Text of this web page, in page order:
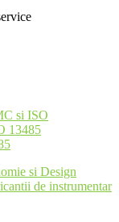
si ISO
13485
si Design
de instrumentar